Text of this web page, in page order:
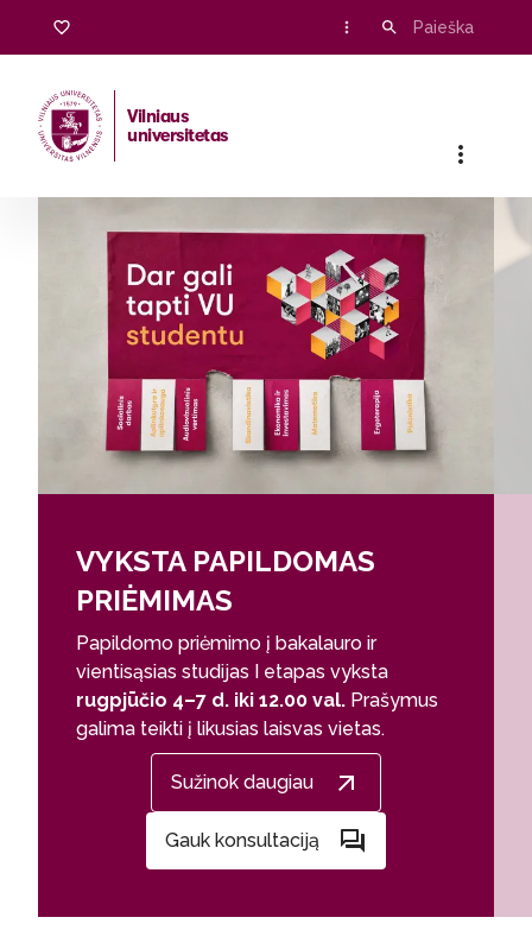
Vilniaus
universitetas
VYKSTA PAPILDOMAS
PRIĖMIMAS
Papildomo priėmimo į bakalauro ir
vientisąsias studijas I etapas vyksta
rugpjūčio 4–7 d. iki 12.00 val. Prašymus
galima teikti į likusias laisvas vietas.
Sužinok daugiau
Gauk konsultaciją